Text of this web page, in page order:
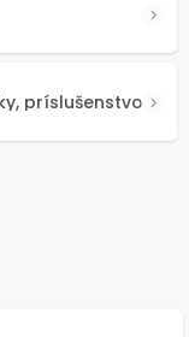
príslušenstvo